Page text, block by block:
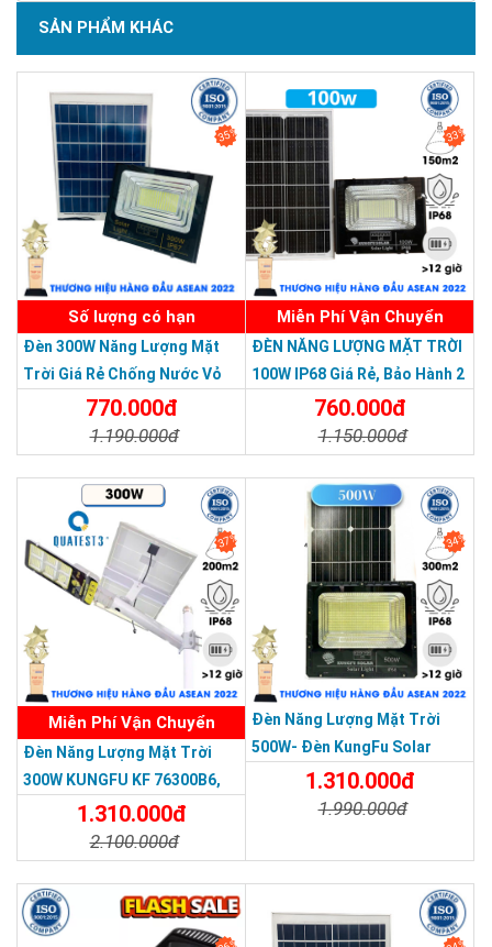
Tấm pin Monocrystalline Hiệu suất sạc nhanh.
Mang lại hiệu suất chuyển đổi cao, tấm pin diện tích lớn giúp
hấp thụ nhiều ánh sáng hơn cho nhiều điện năng hơn.
Độ bền cao, có khả năng chịu được thời tiết khắc nghiệt.
Tuổi thọ có thể lên đến 15 năm.
SẢN PHẨM CHẤT LƯỢNG - DỊCH VỤ TIN DÙNG LẦN VII - 2020
THƯƠNG HIỆU HÀNG ĐẦU ASEAN 2022
SẢN PHẨM KHÁC
35%
Số lượng có hạn
Đèn 300W Năng Lượng Mặt
Trời Giá Rẻ Chống Nước Vỏ
Nhôm Đúc770.000đ
1.190.000đ
33%
Miễn Phí Vận Chuyển
ĐÈN NĂNG LƯỢNG MẶT TRỜI
100W IP68 Giá Rẻ, Bảo Hành 2
760.000đ
1.150.000đ
37%
Miễn Phí Vận Chuyển
Đèn Năng Lượng Mặt Trời
300W KUNGFU KF 76300B6,
IP68, Bảng Giá 2026
1.310.000đ
2.100.000đ
34%
Đèn Năng Lượng Mặt Trời
500W- Đèn KungFu Solar
Năng Lượng Mặt Trời 500W,IP
67 Loại Lớn
1.310.000đ
1.990.000đ